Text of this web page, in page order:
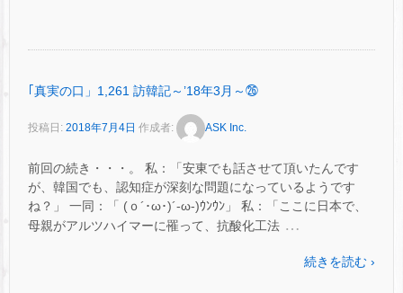
｢真実の口」1,261 訪韓記～’18年3月～㉖
投稿日: 2018年7月4日 作成者: ASK Inc.
前回の続き・・・。 私：「安東でも話させて頂いたんです
が、韓国でも、認知症が深刻な問題になっているようです
ね？」 一同：「 (ｏ´･ω･)´-ω-)ｳﾝｳﾝ」 私：「ここに日本で、
母親がアルツハイマーに罹って、抗酸化工法 …
続きを読む ›